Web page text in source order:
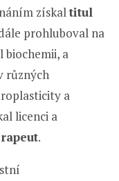
získaltitul
prohluboval na
biochemii, a
různých
a
licenci a
.